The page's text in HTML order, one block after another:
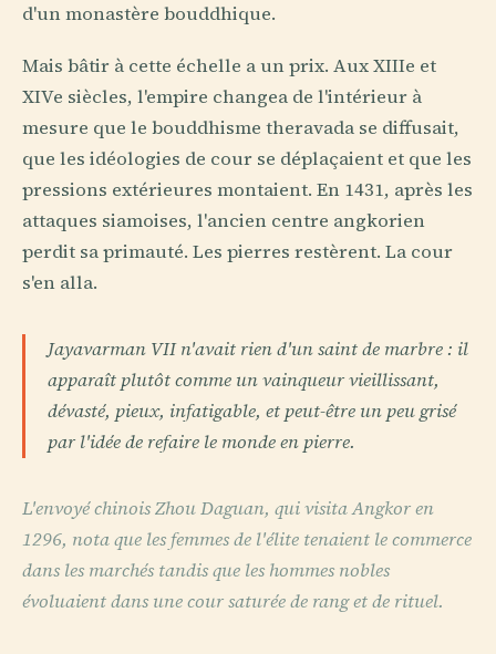
d'un monastère bouddhique.
Mais bâtir à cette échelle a un prix. Aux XIIIe et
XIVe siècles, l'empire changea de l'intérieur à
mesure que le bouddhisme theravada se diffusait,
que les idéologies de cour se déplaçaient et que les
pressions extérieures montaient. En 1431, après les
attaques siamoises, l'ancien centre angkorien
perdit sa primauté. Les pierres restèrent. La cour
s'en alla.
Jayavarman VII n'avait rien d'un saint de marbre : il
apparaît plutôt comme un vainqueur vieillissant,
dévasté, pieux, infatigable, et peut-être un peu grisé
par l'idée de refaire le monde en pierre.
L'envoyé chinois Zhou Daguan, qui visita Angkor en
1296, nota que les femmes de l'élite tenaient le commerce
dans les marchés tandis que les hommes nobles
évoluaient dans une cour saturée de rang et de rituel.